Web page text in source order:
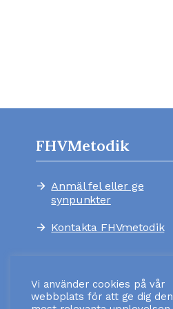
FHVMetodik
arrow_forward Anmäl fel eller ge
synpunkter
arrow_forward Kontakta FHVmetodik
Vi använder cookies på vår
webbplats för att ge dig den